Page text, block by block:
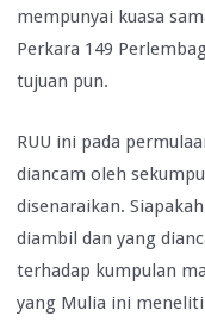
mempunyai kuasa
Perkara 149
tujuan pun.
RUU ini pada
diancam oleh
disenaraikan.
diambil dan yang
terhadap kumpulan
yang Mulia ini